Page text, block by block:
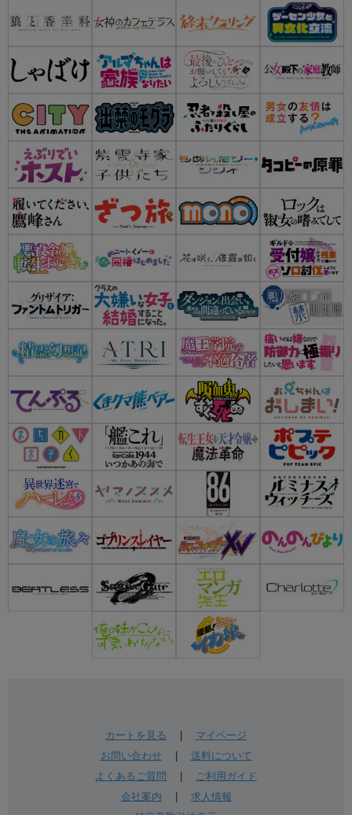
カートを見る
マイページ
お問い合わせ| 送料について
よくあるご質問
ご利用ガイド
会社案内
求人情報